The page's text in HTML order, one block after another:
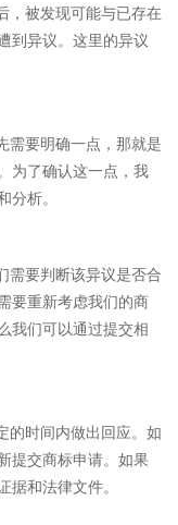
被发现可能与已存在
到异议。这里的异议
要明确一点，那就是
为了确认这一点，我
析。
要判断该异议是否合
要重新考虑我们的商
我们可以通过提交相
时间内做出回应。如
提交商标申请。如果
和法律文件。